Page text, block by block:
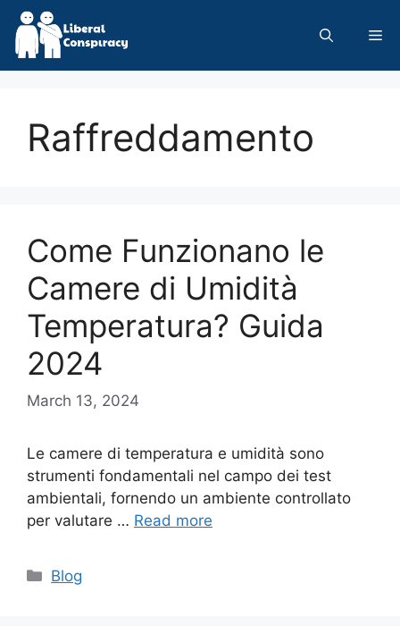
Skip
content
Raffreddamento
Come Funzionano le
Camere di Umidità
Temperatura? Guida
2024
March 13, 2024
Le camere di temperatura e umidità sono
strumenti fondamentali nel campo dei test
ambientali, fornendo un ambiente controllato
per valutare … Read more
Categories
Blog